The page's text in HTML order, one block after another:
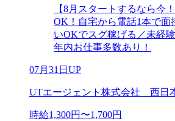
【8月スタートするなら今
OK！自宅から電話1本で
いOKでスグ稼げる／未経
年内お仕事多数あり！
07月31日UP
UTエージェント株式会社 西日
時給1,300円〜1,700円